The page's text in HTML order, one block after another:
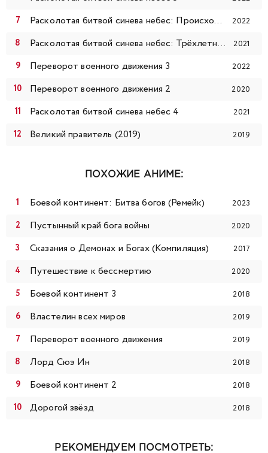
Расколотая битвой синева небес: Происхождение 2022
Расколотая битвой синева небес: Трёхлетнее соглашение 2021
Переворот военного движения 3 2022
Переворот военного движения 2 2020
Расколотая битвой синева небес 4 2021
Великий правитель (2019) 2019
ПОХОЖИЕ АНИМЕ:
Боевой континент: Битва богов (Ремейк) 2023
Пустынный край бога войны 2020
Сказания о Демонах и Богах (Компиляция) 2017
Путешествие к бессмертию 2020
Боевой континент 3 2018
Властелин всех миров 2019
Переворот военного движения 2019
Лорд Сюэ Ин 2018
Боевой континент 2 2018
Дорогой звёзд 2018
РЕКОМЕНДУЕМ ПОСМОТРЕТЬ: